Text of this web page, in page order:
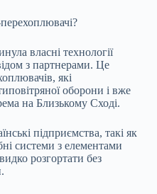
власні технології
з партнерами. Це
які
оборони і вже
на Близькому Сході.
підприємства, такі як
системи з елементами
розгортати без